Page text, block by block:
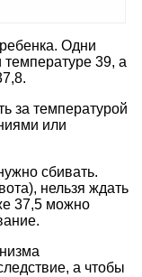
Одни
39, а
за температурой
или
сбивать.
нельзя ждать
37,5 можно
а чтобы